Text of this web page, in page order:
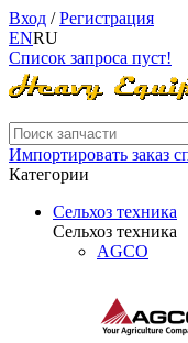
Вход /Регистрация
ENRU
Список запроса пуст!
Импортировать заказ
Категории
Сельхоз техника
Сельхоз техника
AGCO